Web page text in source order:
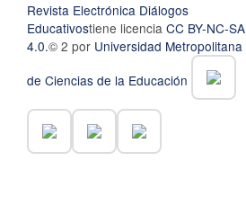
Revista Electrónica Diálogos
Educativostiene licencia CC BY-NC-SA
4.0.© 2 por Universidad Metropolitana
de Ciencias de la Educación